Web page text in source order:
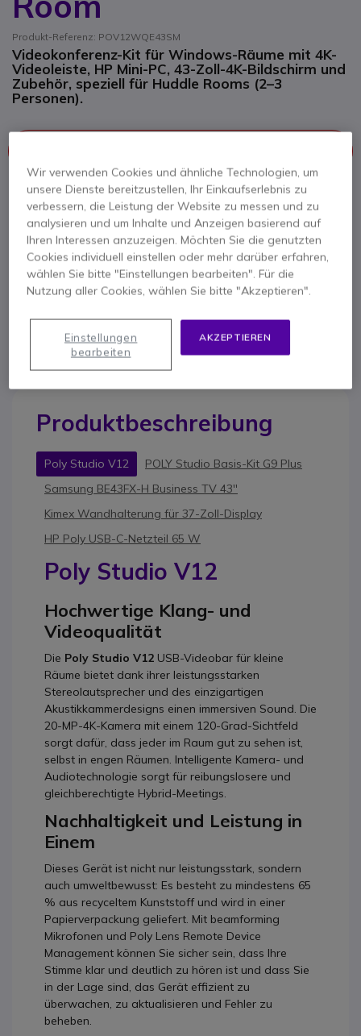
Produkt-Referenz: POV12WQE43SM
Videokonferenz-Kit für Windows-Räume mit 4K-
Videoleiste, HP Mini-PC, 43-Zoll-4K-Bildschirm und
Zubehör, speziell für Huddle Rooms (2–3
Personen).
Hier finden Sie eine Übersicht ähnlicher Produkte.
Ähnliche Produkte prüfen
Kontaktieren Sie uns -Kostenlos anrufen
+49 30 30807701
F.A.Q Live Chat
Produktbeschreibung
Poly Studio V12
POLY Studio Basis-Kit G9 Plus
Samsung BE43FX-H Business TV 43''
Kimex Wandhalterung für 37-Zoll-Display
HP Poly USB-C-Netzteil 65 W
Poly Studio V12
Hochwertige Klang- und
Videoqualität
Die Poly Studio V12 USB-Videobar für kleine
Räume bietet dank ihrer leistungsstarken
Stereolautsprecher und des einzigartigen
Akustikkammerdesigns einen immersiven Sound. Die
20-MP-4K-Kamera mit einem 120-Grad-Sichtfeld
sorgt dafür, dass jeder im Raum gut zu sehen ist,
selbst in engen Räumen. Intelligente Kamera- und
Audiotechnologie sorgt für reibungslosere und
gleichberechtigte Hybrid-Meetings.
Nachhaltigkeit und Leistung in
Einem
Dieses Gerät ist nicht nur leistungsstark, sondern
auch umweltbewusst: Es besteht zu mindestens 65
% aus recyceltem Kunststoff und wird in einer
Papierverpackung geliefert. Mit beamforming
Mikrofonen und Poly Lens Remote Device
Management können Sie sicher sein, dass Ihre
Stimme klar und deutlich zu hören ist und dass Sie
in der Lage sind, das Gerät effizient zu
überwachen, zu aktualisieren und Fehler zu
beheben.
Wir verwenden Cookies und ähnliche Technologien, um
unsere Dienste bereitzustellen, Ihr Einkaufserlebnis zu
verbessern, die Leistung der Website zu messen und zu
analysieren und um Inhalte und Anzeigen basierend auf
Ihren Interessen anzuzeigen. Möchten Sie die genutzten
Cookies individuell einstellen oder mehr darüber erfahren,
wählen Sie bitte "Einstellungen bearbeiten". Für die
Nutzung aller Cookies, wählen Sie bitte "Akzeptieren".
AKZEPTIEREN
Einstellungen
bearbeiten